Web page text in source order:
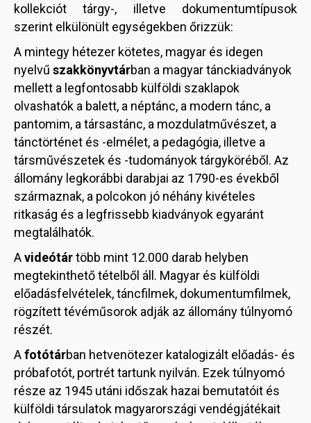
kollekciót tárgy-, illetve dokumentumtípusok
szerint elkülönült egységekben őrizzük:
A mintegy hétezer kötetes, magyar és idegen
nyelvű szakkönyvtárban a magyar tánckiadványok
mellett a legfontosabb külföldi szaklapok
olvashatók a balett, a néptánc, a modern tánc, a
pantomim, a társastánc, a mozdulatművészet, a
tánctörténet és -elmélet, a pedagógia, illetve a
társművészetek és -tudományok tárgyköréből. Az
állomány legkorábbi darabjai az 1790-es évekből
származnak, a polcokon jó néhány kivételes
ritkaság és a legfrissebb kiadványok egyaránt
megtalálhatók.
Avideótártöbb mint 12.000 darab helyben
megtekinthető tételből áll. Magyar és külföldi
előadásfelvételek, táncfilmek, dokumentumfilmek,
rögzített tévéműsorok adják az állomány túlnyomó
részét.
Afotótárban hetvenötezer katalogizált előadás- és
próbafotót, portrét tartunk nyilván. Ezek túlnyomó
része az 1945 utáni időszak hazai bemutatóit és
külföldi társulatok magyarországi vendégjátékait